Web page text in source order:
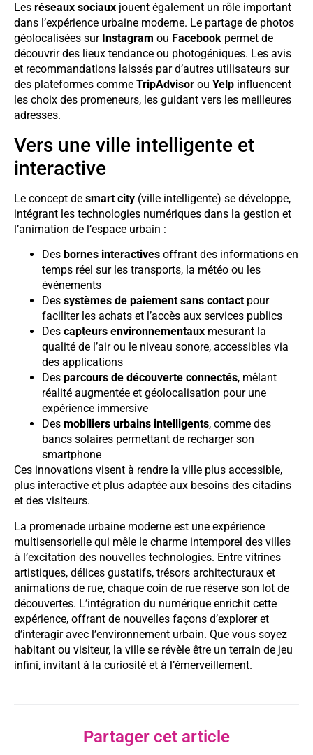
Les réseaux sociaux jouent également un rôle important
dans l’expérience urbaine moderne. Le partage de photos
géolocalisées sur Instagram ou Facebook permet de
découvrir des lieux tendance ou photogéniques. Les avis
et recommandations laissés par d’autres utilisateurs sur
des plateformes comme TripAdvisor ou Yelp influencent
les choix des promeneurs, les guidant vers les meilleures
adresses.
Vers une ville intelligente et
interactive
Le concept de smart city (ville intelligente) se développe,
intégrant les technologies numériques dans la gestion et
l’animation de l’espace urbain :
Des bornes interactives offrant des informations en
temps réel sur les transports, la météo ou les
événements
Des systèmes de paiement sans contact pour
faciliter les achats et l’accès aux services publics
Des capteurs environnementaux mesurant la
qualité de l’air ou le niveau sonore, accessibles via
des applications
Des parcours de découverte connectés, mêlant
réalité augmentée et géolocalisation pour une
expérience immersive
Des mobiliers urbains intelligents, comme des
bancs solaires permettant de recharger son
smartphone
Ces innovations visent à rendre la ville plus accessible,
plus interactive et plus adaptée aux besoins des citadins
et des visiteurs.
La promenade urbaine moderne est une expérience
multisensorielle qui mêle le charme intemporel des villes
à l’excitation des nouvelles technologies. Entre vitrines
artistiques, délices gustatifs, trésors architecturaux et
animations de rue, chaque coin de rue réserve son lot de
découvertes. L’intégration du numérique enrichit cette
expérience, offrant de nouvelles façons d’explorer et
d’interagir avec l’environnement urbain. Que vous soyez
habitant ou visiteur, la ville se révèle être un terrain de jeu
infini, invitant à la curiosité et à l’émerveillement.
Partager cet article